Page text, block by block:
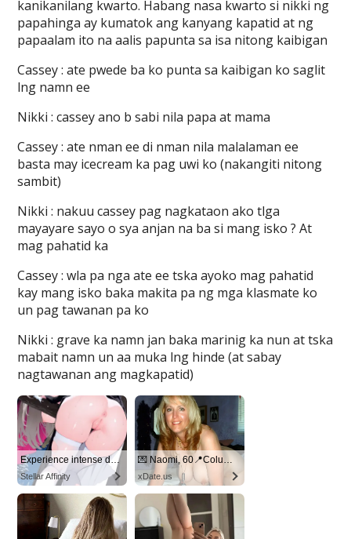
kanikanilang kwarto. Habang nasa kwarto si nikki ng
papahinga ay kumatok ang kanyang kapatid at ng
papaalam ito na aalis papunta sa isa nitong kaibigan
Cassey : ate pwede ba ko punta sa kaibigan ko saglit
lng namn ee
Nikki : cassey ano b sabi nila papa at mama
Cassey : ate nman ee di nman nila malalaman ee
basta may icecream ka pag uwi ko (nakangiti nitong
sambit)
Nikki : nakuu cassey pag nagkataon ako tlga
mayayare sayo o sya anjan na ba si mang isko ? At
mag pahatid ka
Cassey : wla pa nga ate ee tska ayoko mag pahatid
kay mang isko baka makita pa ng mga klasmate ko
un pag tawanan pa ko
Nikki : grave ka namn jan baka marinig ka nun at tska
mabait namn un aa muka lng hinde (at sabay
nagtawanan ang magkapatid)